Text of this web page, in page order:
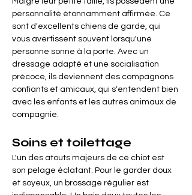
personnalité étonnamment affirmée. Ce
sont d'excellents chiens de garde, qui
vous avertissent souvent lorsqu'une
personne sonne à la porte. Avec un
dressage adapté et une socialisation
précoce, ils deviennent des compagnons
confiants et amicaux, qui s'entendent bien
avec les enfants et les autres animaux de
compagnie.
Soins et toilettage
L'un des atouts majeurs de ce chiot est
son pelage éclatant. Pour le garder doux
et soyeux, un brossage régulier est